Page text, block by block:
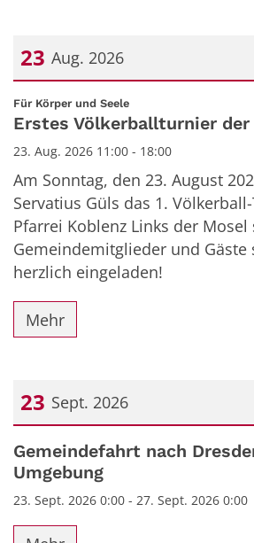
23 Aug. 2026
Datum: 23. August 2026
Für Körper und Seele:
Erstes Völkerballturnier der
23. Aug. 2026 11:00 - 18:00
Am Sonntag, den 23. August
Servatius Güls das 1.
Pfarrei Koblenz Links der Mosel
Gemeindemitglieder und Gäste
herzlich eingeladen!
Mehr
23 Sept. 2026
Datum: 23. September 2026
Gemeindefahrt nach
Umgebung
23. Sept. 2026 0:00 - 27. Sept. 2026 0:00